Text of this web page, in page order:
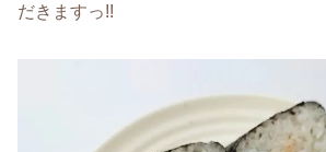
だきますっ!!